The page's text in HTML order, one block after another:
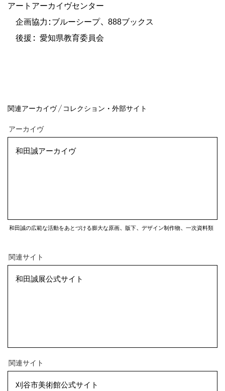
アートアーカイヴセンター
企画協力:ブルーシープ、888ブックス
後援：愛知県教育委員会
関連アーカイヴ／コレクション・外部サイト
アーカイヴ
和田誠アーカイヴ
和田誠の広範な活動をあとづける膨大な原画、版下、デザイン制作物、一次資料類
関連サイト
和田誠展公式サイト
関連サイト
刈谷市美術館公式サイト